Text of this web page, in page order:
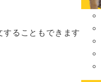
ることもできます